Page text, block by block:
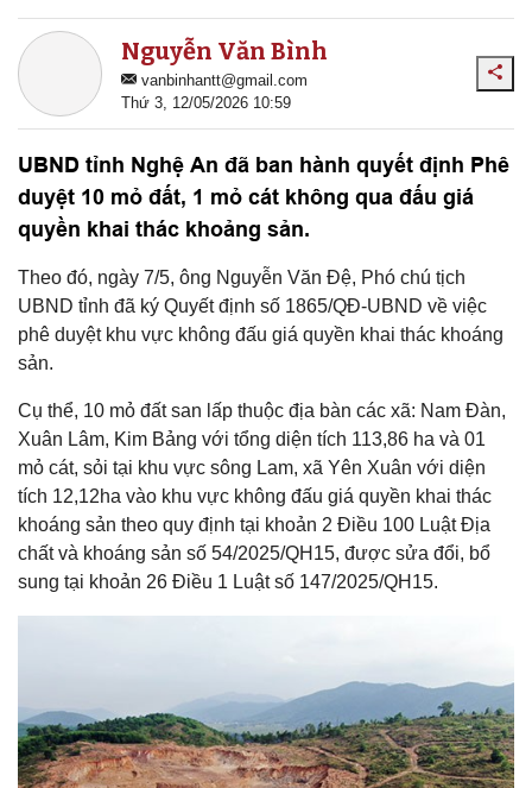
Nguyễn Văn Bình
vanbinhantt@gmail.com
Thứ 3, 12/05/2026 10:59
UBND tỉnh Nghệ An đã ban hành quyết định Phê
duyệt 10 mỏ đất, 1 mỏ cát không qua đấu giá
quyền khai thác khoảng sản.
Theo đó, ngày 7/5, ông Nguyễn Văn Đệ, Phó chú tịch
UBND tỉnh đã ký Quyết định số 1865/QĐ-UBND về việc
phê duyệt khu vực không đấu giá quyền khai thác khoáng
sản.
Cụ thể, 10 mỏ đất san lấp thuộc địa bàn các xã: Nam Đàn,
Xuân Lâm, Kim Bảng với tổng diện tích 113,86 ha và 01
mỏ cát, sỏi tại khu vực sông Lam, xã Yên Xuân với diện
tích 12,12ha vào khu vực không đấu giá quyền khai thác
khoáng sản theo quy định tại khoản 2 Điều 100 Luật Địa
chất và khoáng sản số 54/2025/QH15, được sửa đổi, bổ
sung tại khoản 26 Điều 1 Luật số 147/2025/QH15.